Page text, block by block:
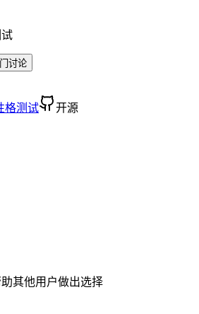
讨论
格测试
开源
其他用户做出选择